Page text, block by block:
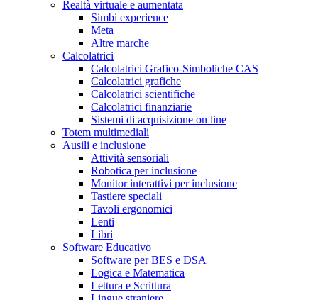
Realtà virtuale e aumentata
Simbi experience
Meta
Altre marche
Calcolatrici
Calcolatrici Grafico-Simboliche CAS
Calcolatrici grafiche
Calcolatrici scientifiche
Calcolatrici finanziarie
Sistemi di acquisizione on line
Totem multimediali
Ausili e inclusione
Attività sensoriali
Robotica per inclusione
Monitor interattivi per inclusione
Tastiere speciali
Tavoli ergonomici
Lenti
Libri
Software Educativo
Software per BES e DSA
Logica e Matematica
Lettura e Scrittura